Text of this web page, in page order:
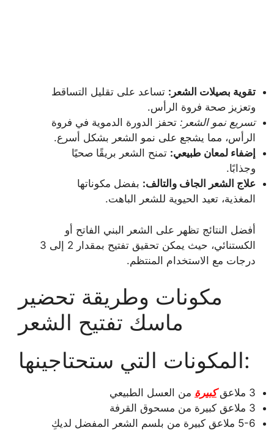
تقوية بصيلات الشعر: تساعد على تقليل التساقط
وتعزيز صحة فروة الرأس.
تسريع نمو الشعر: تحفز الدورة الدموية في فروة
الرأس، مما يشجع على نمو الشعر بشكل أسرع.
إضفاء لمعان طبيعي: تمنح الشعر بريقًا صحيًا
وجذابًا.
علاج الشعر الجاف والتالف: بفضل مكوناتها
المغذية، تعيد الحيوية للشعر الباهت.
أفضل النتائج تظهر على الشعر البني الفاتح أو
الكستنائي، حيث يمكن تحقيق تفتيح بمقدار 2 إلى 3
درجات مع الاستخدام المنتظم.
مكونات وطريقة تحضير
ماسك تفتيح الشعر
المكونات التي ستحتاجينها:
3 ملاعق كبيرة من العسل الطبيعي
3 ملاعق كبيرة من مسحوق القرفة
5-6 ملاعق كبيرة من بلسم الشعر المفضل لديكِ